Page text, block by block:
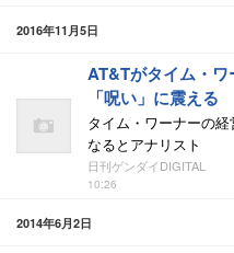
2016年11月5日
AT&Tがタイム・
「呪い」に震える
タイム・ワーナーの
なるとアナリスト
日刊ゲンダイDIGITAL
10:26
2014年6月2日